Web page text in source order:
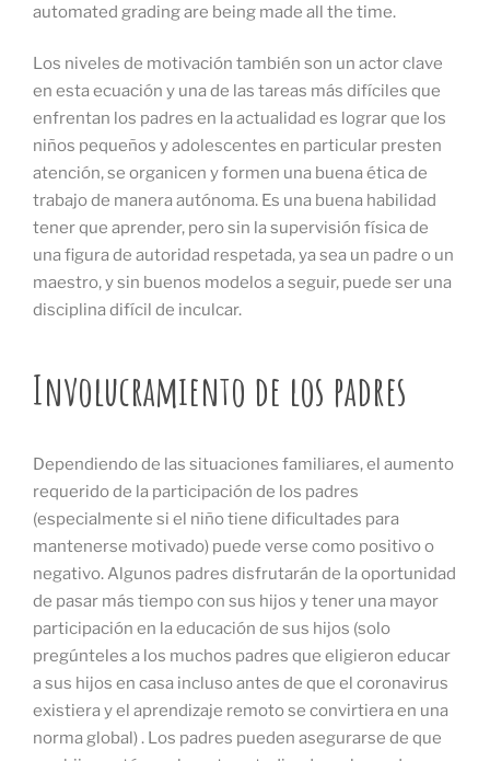
automated grading are being made all the time.
Los niveles de motivación también son un actor clave
en esta ecuación y una de las tareas más difíciles que
enfrentan los padres en la actualidad es lograr que los
niños pequeños y adolescentes en particular presten
atención, se organicen y formen una buena ética de
trabajo de manera autónoma. Es una buena habilidad
tener que aprender, pero sin la supervisión física de
una figura de autoridad respetada, ya sea un padre o un
maestro, y sin buenos modelos a seguir, puede ser una
disciplina difícil de inculcar.
Involucramiento de los padres
Dependiendo de las situaciones familiares, el aumento
requerido de la participación de los padres
(especialmente si el niño tiene dificultades para
mantenerse motivado) puede verse como positivo o
negativo. Algunos padres disfrutarán de la oportunidad
de pasar más tiempo con sus hijos y tener una mayor
participación en la educación de sus hijos (solo
pregúnteles a los muchos padres que eligieron educar
a sus hijos en casa incluso antes de que el coronavirus
existiera y el aprendizaje remoto se convirtiera en una
norma global) . Los padres pueden asegurarse de que